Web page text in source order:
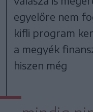
egyelőre nem
kifli program
a megyék
hiszen még